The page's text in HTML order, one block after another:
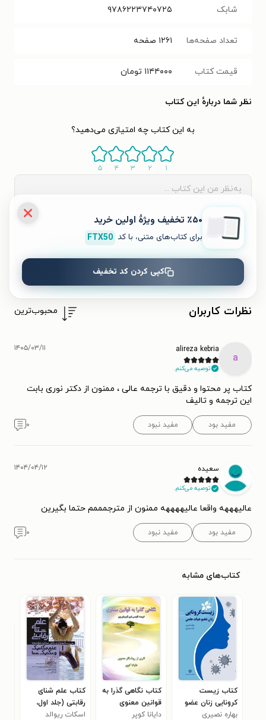
شابک ۹۷۸۶۲۲۳۷۴۰۷۲۵
تعداد صفحه‌ها ۱۲۶۱ صفحه
قیمت کتاب ۱۱۴۴۰۰۰ تومان
نظر شما دربارهٔ این کتاب
به این کتاب چه امتیازی می‌دهید؟
۱ ۲ ۳ ۴ ۵
ثبت نظر
نظرات کاربران محبوب‌ترین
a
alireza kebria
توصیه می‌کنم.
۱۴۰۵/۰۳/۱۱
کتاب پر محتوا و دقیق با ترجمه عالی ، ممنون از دکتر نوری بابت
این ترجمه و تالیف
مفید بود مفید نبود ۰
سعیده
توصیه می‌کنم.
۱۴۰۴/۰۴/۱۲
عالیهههه واقعا عالیههههه ممنون از مترجمممم حتما بگیرین
مفید بود مفید نبود ۰
کتاب‌های مشابه
کتاب زیست
کرونایی زنان عضو
هیات علمی
بهاره نصیری
کتاب نگاهی گذرا به
قوانین معنوی
دایانا کوپر
کتاب علم شنای
رقابتی (جلد اول،
علم مکانیک و
اسکات ریوالد
٪۵۰ تخفیف ویژۀ اولین خرید
برای کتاب‌های متنی، با کد FTX50
کپی کردن کد تخفیف